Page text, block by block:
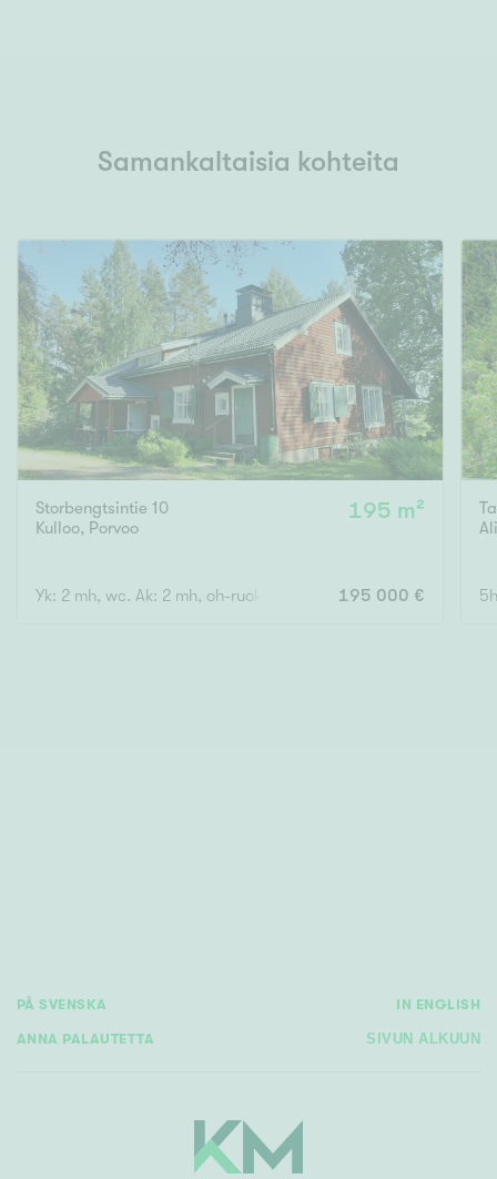
Samankaltaisia kohteita
Storbengtsintie 10
Kulloo, Porvoo
195 m²
Yk: 2 mh, wc. Ak: 2 mh, oh-ruokasali, k, ph, wc, kellaritila
195 000 €
PÅ SVENSKA IN ENGLISH
ANNA PALAUTETTA SIVUN ALKUUN